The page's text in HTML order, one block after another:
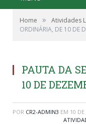
Home » Atividades
ORDINÁRIA, DE 10 DE
PAUTA DA
10 DE
POR CR2-ADMIN3 EM 10